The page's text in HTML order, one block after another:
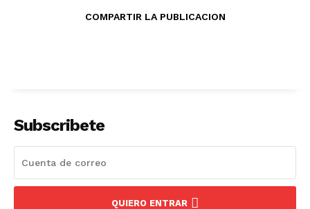
COMPARTIR LA PUBLICACION
Subscribete
QUIERO ENTRAR